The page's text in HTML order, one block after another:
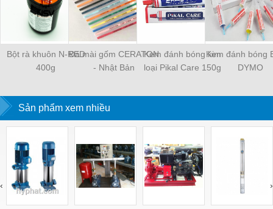
Bột rà khuôn N-RED
400g
Đá mài gốm CERATON
- Nhật Bản
Kem đánh bóng kim
loại Pikal Care 150g
Kem đánh bóng
DYMO
Sản phẩm xem nhiều
‹ ›